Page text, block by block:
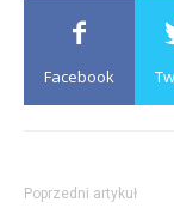
Facebook
Poprzedni artykuł